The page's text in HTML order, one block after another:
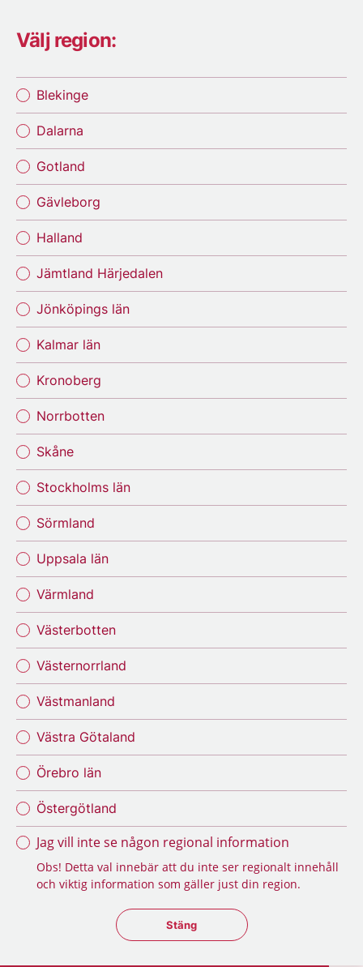
Välj region:
Blekinge
Dalarna
Gotland
Gävleborg
Halland
Jämtland Härjedalen
Jönköpings län
Kalmar län
Kronoberg
Norrbotten
Skåne
Stockholms län
Sörmland
Uppsala län
Värmland
Västerbotten
Västernorrland
Västmanland
Västra Götaland
Örebro län
Östergötland
Jag vill inte se någon regional information
Obs! Detta val innebär att du inte ser regionalt innehåll
och viktig information som gäller just din region.
Stäng regionsväljaren
Stäng